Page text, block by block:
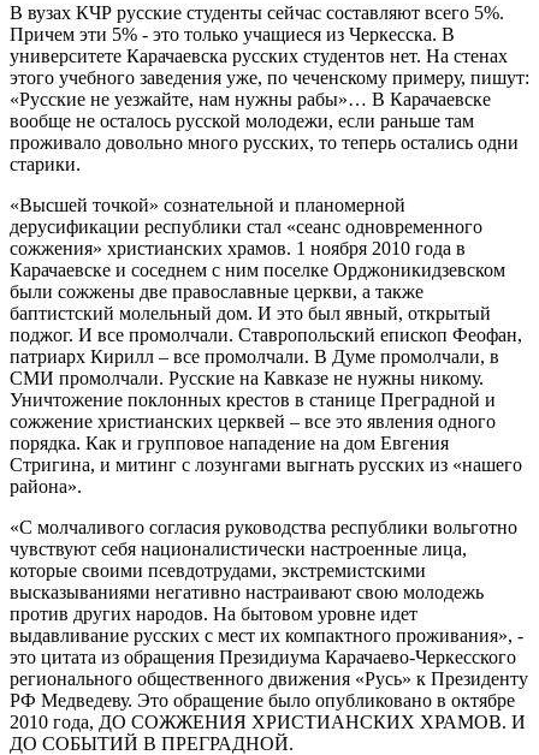
В вузах КЧР русские студенты сейчас составляют всего 5%.
Причем эти 5% - это только учащиеся из Черкесска. В
университете Карачаевска русских студентов нет. На стенах
этого учебного заведения уже, по чеченскому примеру, пишут:
«Русские не уезжайте, нам нужны рабы»… В Карачаевске
вообще не осталось русской молодежи, если раньше там
проживало довольно много русских, то теперь остались одни
старики.
«Высшей точкой» сознательной и планомерной
дерусификации республики стал «сеанс одновременного
сожжения» христианских храмов. 1 ноября 2010 года в
Карачаевске и соседнем с ним поселке Орджоникидзевском
были сожжены две православные церкви, а также
баптистский молельный дом. И это был явный, открытый
поджог. И все промолчали. Ставропольский епископ Феофан,
патриарх Кирилл – все промолчали. В Думе промолчали, в
СМИ промолчали. Русские на Кавказе не нужны никому.
Уничтожение поклонных крестов в станице Преградной и
сожжение христианских церквей – все это явления одного
порядка. Как и групповое нападение на дом Евгения
Стригина, и митинг с лозунгами выгнать русских из «нашего
района».
«С молчаливого согласия руководства республики вольготно
чувствуют себя националистически настроенные лица,
которые своими псевдотрудами, экстремистскими
высказываниями негативно настраивают свою молодежь
против других народов. На бытовом уровне идет
выдавливание русских с мест их компактного проживания», -
это цитата из обращения Президиума Карачаево-Черкесского
регионального общественного движения «Русь» к Президенту
РФ Медведеву. Это обращение было опубликовано в октябре
2010 года, ДО СОЖЖЕНИЯ ХРИСТИАНСКИХ ХРАМОВ. И
ДО СОБЫТИЙ В ПРЕГРАДНОЙ.